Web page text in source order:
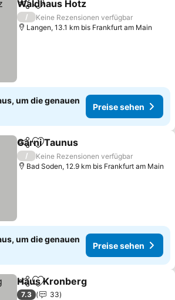
TeilenZu Favoriten hinzufügen
Waldhaus Hotz
/
Keine Rezensionen verfügbar
Langen, 13.1 km bis Frankfurt am Main
um die genauen
Preise sehen
TeilenZu Favoriten hinzufügen
Garni Taunus
/
Keine Rezensionen verfügbar
Bad Soden, 12.9 km bis Frankfurt am Main
um die genauen
Preise sehen
TeilenZu Favoriten hinzufügen
Haus Kronberg
7.3
33